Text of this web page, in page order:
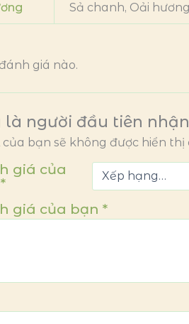
Sả chanh, Oải
giá nào.
là người đầu tiên nhận
của bạn sẽ không được hiển thị
giá của
*
giá của bạn *